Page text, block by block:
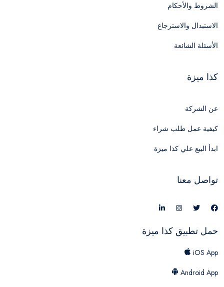
الشروط والأحكام
الاستبدال والاسترجاع
الأسئلة الشائعة
كذا ميزة
عن الشركة
كيفية عمل طلب شراء
ابدأ البيع علي كذا ميزة
تواصل معنا
حمل تطبيق كذا ميزة
iOS App
Android App